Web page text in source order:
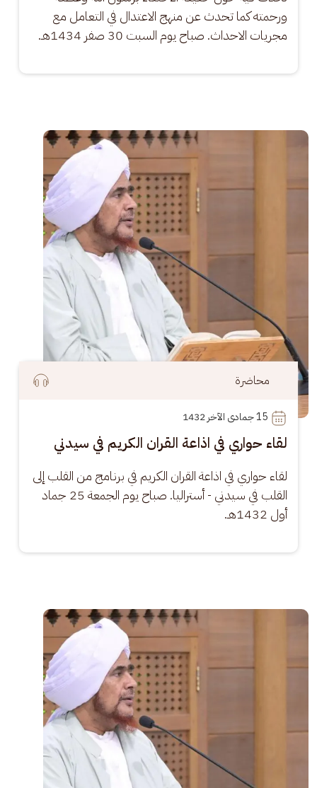
ورحمته كما تحدث عن منهج الاعتدال في التعامل مع
مجريات الاحداث. صباح يوم السبت 30 صفر 1434هـ.
الصورة
محاضرة
15
لقاء حواري في اذاعة القران الكريم في سيدني
لقاء حواري في اذاعة القران الكريم في برنامج من القلب إلى
القلب في سيدني - أستراليا. صباح يوم الجمعة 25 جماد
أول 1432هـ.
الصورة